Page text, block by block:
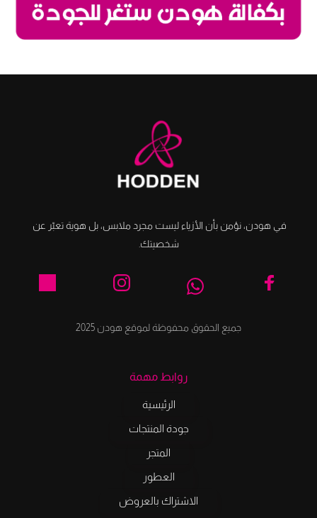
شخصيتك.
جميع الحقوق محفوظة لموقع هودن 2025
روابط مهمة
الرئيسية
جودة المنتجات
المتجر
العطور
الاشتراك بالعروض